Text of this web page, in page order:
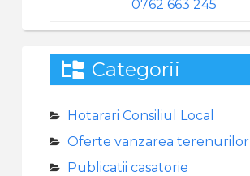
0762 663 245
Categorii
Hotarari Consiliul Local
Oferte vanzarea terenurilor
Publicatii casatorie